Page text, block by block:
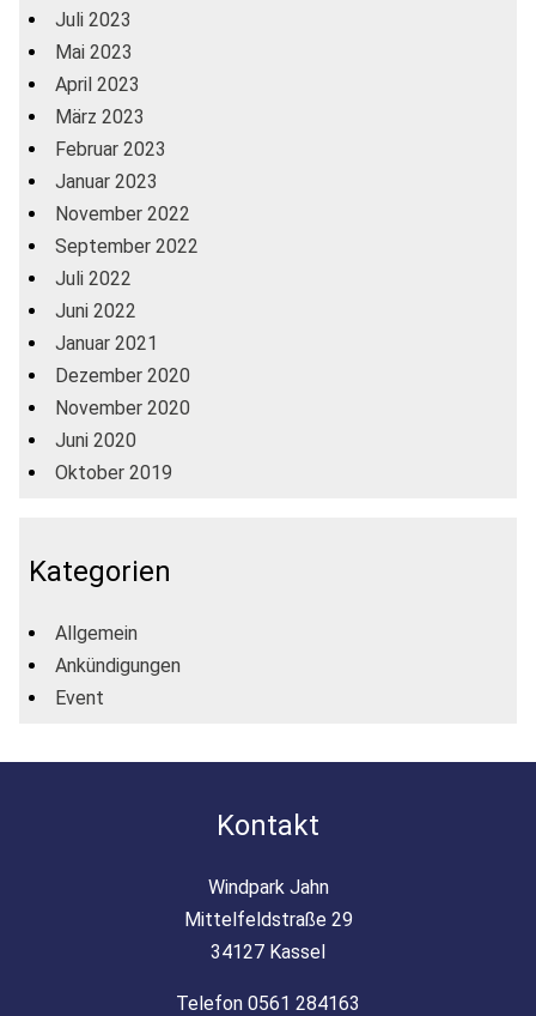
Juli 2023
Mai 2023
April 2023
März 2023
Februar 2023
Januar 2023
November 2022
September 2022
Juli 2022
Juni 2022
Januar 2021
Dezember 2020
November 2020
Juni 2020
Oktober 2019
Kategorien
Allgemein
Ankündigungen
Event
Kontakt
Windpark Jahn
Mittelfeldstraße 29
34127 Kassel
Telefon 0561 284163